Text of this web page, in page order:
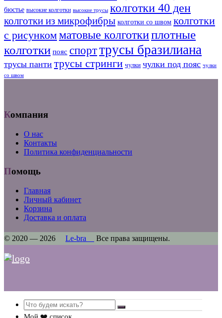
бюстье высокие колготки высокие трусы колготки 40 ден
колготки из микрофибры колготки со швом колготки
с рисункомматовые колготкиплотные
колготки пояс спорттрусы бразилиана
трусы панти трусы стринги чулки чулки под пояс чулки
со швом
Компания
О нас
Контакты
Политика конфиденциальности
Помощь
Главная
Личный кабинет
Корзина
Доставка и оплата
© 2020 — 2026 Le-bra Все права защищены.
Search
Мой ❤️ список